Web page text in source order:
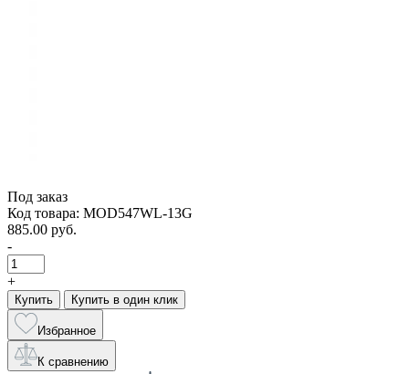
Под заказ
Код товара: MOD547WL-13G
885.00 руб.
-
+
Купить Купить в один клик
Избранное
К сравнению